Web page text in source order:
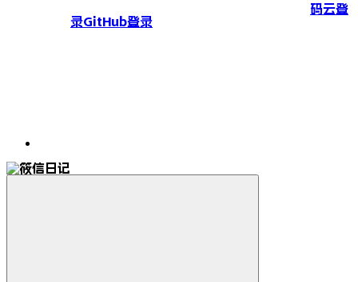
码云登
录GitHub登录